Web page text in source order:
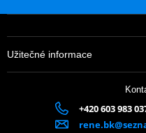
Užitečné informace
+420 603 983